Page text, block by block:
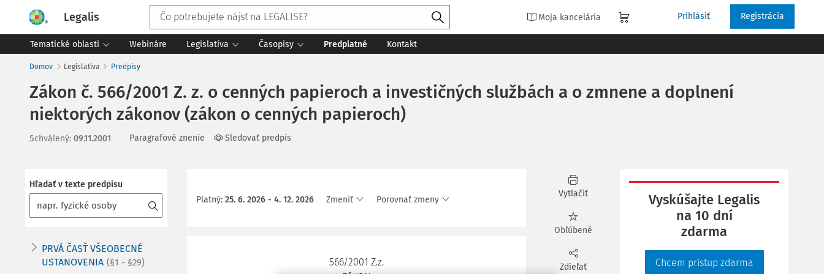
Legalis Moja kancelária Prihlásiť Registrácia
Tematické oblasti Webináre Legislatíva Časopisy Predplatné Kontakt
Domov Legislatíva Predpisy
Zákon č. 566/2001 Z. z. o cenných papieroch a investičných službách a o zmnene a doplnení
niektorých zákonov (zákon o cenných papieroch)
Schválený: 09.11.2001 Paragrafové znenie Sledovať predpis
Hľadať v texte predpisu
PRVÁ ČASŤ VŠEOBECNÉ
USTANOVENIA (§1 - §29)
Platný: 25. 6. 2026 - 4. 12. 2026 Zmeniť Porovnať zmeny
566/2001 Z.z.
Vytlačiť
Obľúbené
Zdieľať
Vyskúšajte Legalis
na 10 dní
zdarma
Chcem prístup zdarma